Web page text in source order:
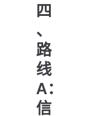
四
、
路
线
A：
信